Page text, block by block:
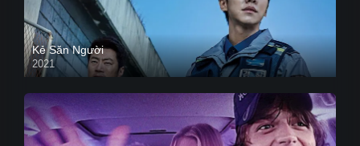
Kẻ Săn Người
2021